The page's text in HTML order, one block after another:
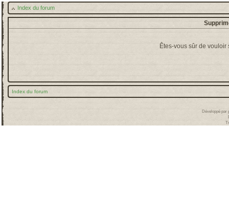
Index du forum
Êtes-vous sûr de
Index du forum
Développé par